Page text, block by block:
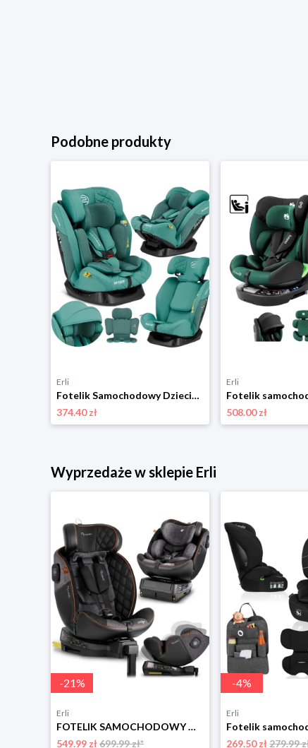
Podobne produkty
Erli
Fotelik Samochodowy Dziecięcy 40-150cm Sesttino Secure Pro 0-36kg Komfort
374.40 zł
Erli
508.00 zł
Wyprzedaże w sklepie Erli
-21%
Erli
FOTELIK SAMOCHODOWY OBROTOWY z NOGĄ 0-36KG ISOFIX NUKIDO I-SIZE 40-150cm
549.99 zł699.99 zł*
-4%
Erli
269.50 zł279.99